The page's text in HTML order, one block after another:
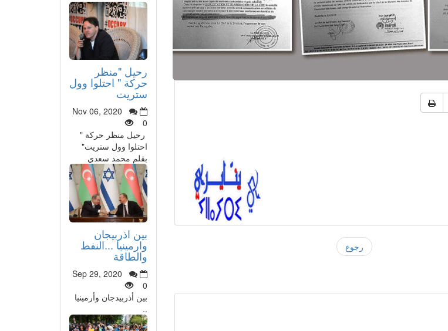
رحيل "منظر
حركة " احتلوا وول
ستريت
Nov 06, 2020
0
رحيل منظر حركة "
احتلوا وول ستريت"
بقلم محمد سعدي
بين اذربيجان
وارمينيا ...النفط
والطاقة
Sep 29, 2020
0
بين أذربيدجان وأرمينيا
..
رجوع